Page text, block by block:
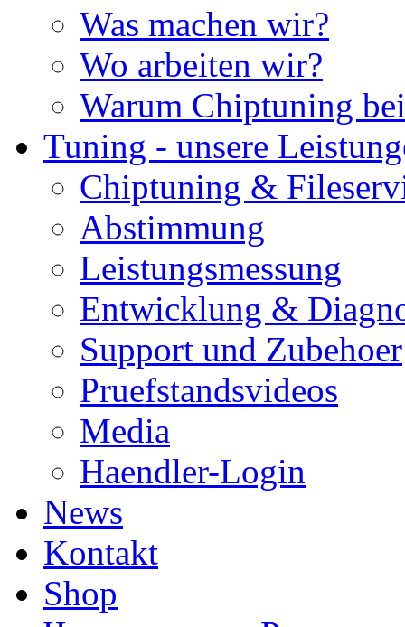
Was machen wir?
Wo arbeiten wir?
Warum Chiptuning
Tuning - unsere
Chiptuning &
Abstimmung
Leistungsmessung
Entwicklung &
Support und Zubehoer
Pruefstandsvideos
Media
Haendler-Login
News
Kontakt
Shop